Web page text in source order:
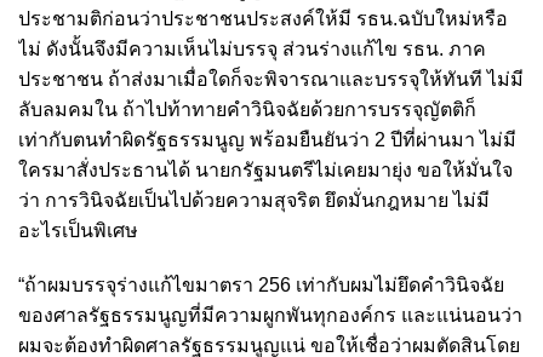
ประชามติก่อนว่าประชาชนประสงค์ให้มี รธน.ฉบับใหม่หรือ
ไม่ ดังนั้นจึงมีความเห็นไม่บรรจุ ส่วนร่างแก้ไข รธน. ภาค
ประชาชน ถ้าส่งมาเมื่อใดก็จะพิจารณาและบรรจุให้ทันที ไม่มี
ลับลมคมใน ถ้าไปท้าทายคำวินิจฉัยด้วยการบรรจุญัตติก็
เท่ากับตนทำผิดรัฐธรรมนูญ พร้อมยืนยันว่า 2 ปีที่ผ่านมา ไม่มี
ใครมาสั่งประธานได้ นายกรัฐมนตรีไม่เคยมายุ่ง ขอให้มั่นใจ
ว่า การวินิจฉัยเป็นไปด้วยความสุจริต ยึดมั่นกฎหมาย ไม่มี
อะไรเป็นพิเศษ
“ถ้าผมบรรจุร่างแก้ไขมาตรา 256 เท่ากับผมไม่ยึดคำวินิจฉัย
ของศาลรัฐธรรมนูญที่มีความผูกพันทุกองค์กร และแน่นอนว่า
ผมจะต้องทำผิดศาลรัฐธรรมนูญแน่ ขอให้เชื่อว่าผมตัดสินโดย